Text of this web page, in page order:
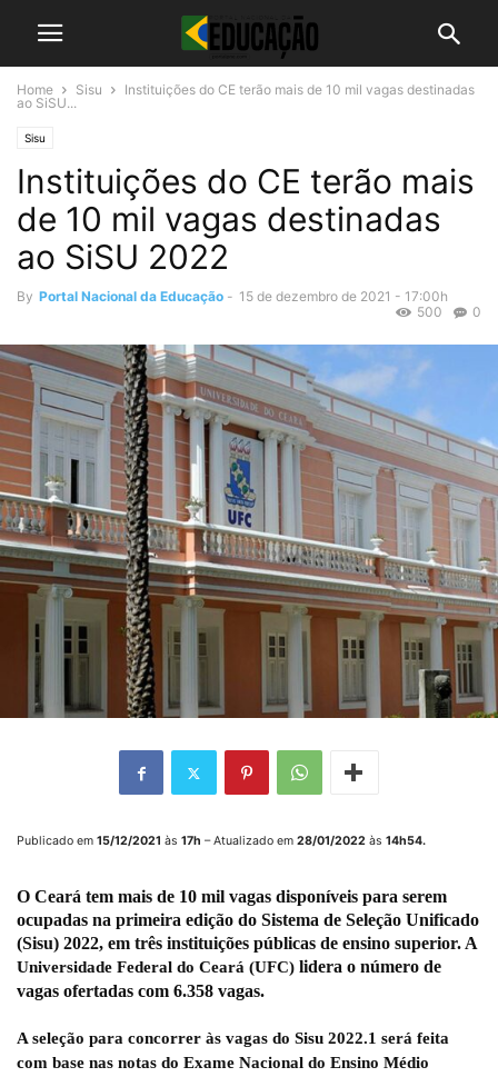
Home Sisu
Instituições do CE terão mais de 10 mil vagas destinadas
ao SiSU...
Sisu
Instituições do CE terão mais
de 10 mil vagas destinadas
ao SiSU 2022
By Portal Nacional da Educação - 15 de dezembro de 2021 - 17:00h
0
500
Publicado em 15/12/2021 às 17h – Atualizado em 28/01/2022 às 14h54.
O Ceará tem mais de 10 mil vagas disponíveis para serem
ocupadas na primeira edição do Sistema de Seleção Unificado
(Sisu) 2022, em três instituições públicas de ensino superior. A
Universidade Federal do Ceará (UFC) lidera o número de
vagas ofertadas com 6.358 vagas.
A seleção para concorrer às vagas do Sisu 2022.1 será feita
com base nas notas do Exame Nacional do Ensino Médio